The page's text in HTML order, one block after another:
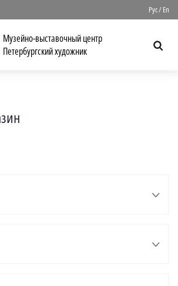
Рус/En
Музейно-выставочный центр
Петербургский художник